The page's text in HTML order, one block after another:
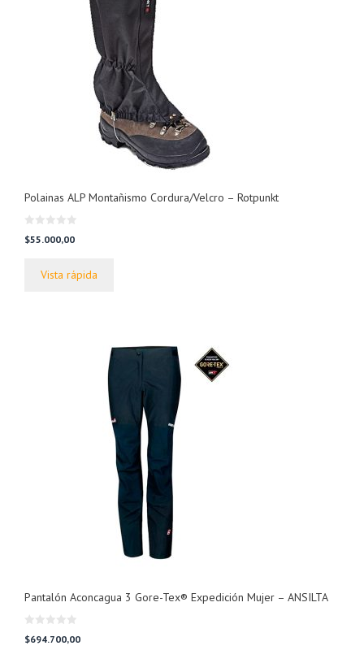
Polainas ALP Montañismo Cordura/Velcro – Rotpunkt
0
d
$55.000,00
Vista rápida
Pantalón Aconcagua 3 Gore-Tex® Expedición Mujer – ANSILTA
0
d
$694.700,00